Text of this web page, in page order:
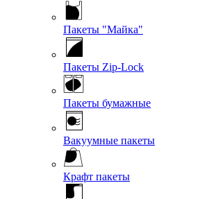
Пакеты "Майка"
Пакеты Zip-Lock
Пакеты бумажные
Вакуумные пакеты
Крафт пакеты